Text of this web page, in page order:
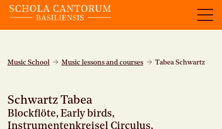
Music School Music lessons and courses Tabea Schwartz
Schwartz Tabea
Blockflöte, Early birds,
Instrumentenkreisel Circulus,